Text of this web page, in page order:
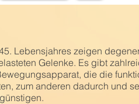
Lebensjahres zeigen
Gelenke. Es gibt
die die
zum anderen dadurch und